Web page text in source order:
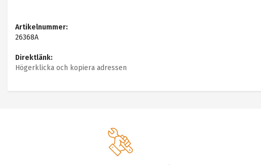
Artikelnummer:
26368A
Direktlänk:
Högerklicka och kopiera adressen